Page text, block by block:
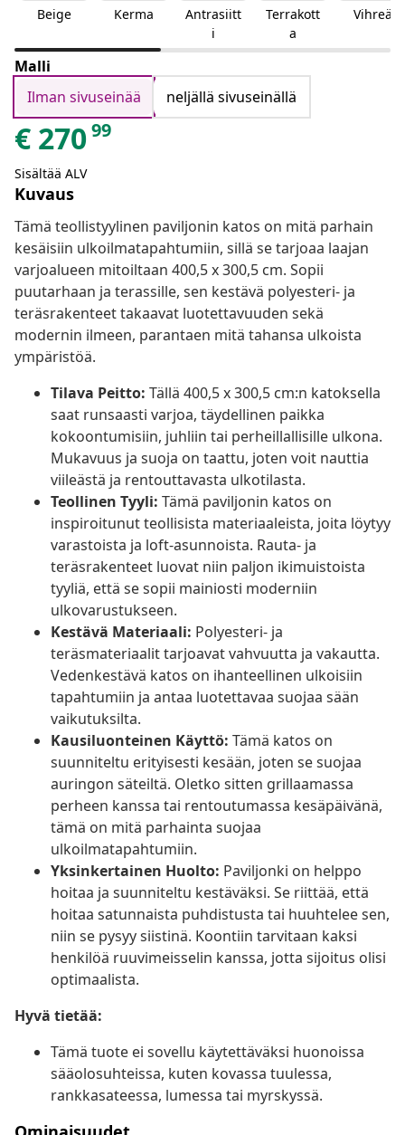
Beige Kerma
Antrasiitt
i
Terrakott
a
Vihreä
Malli
Ilman sivuseinää
neljällä sivuseinällä
€ 27099
Sisältää ALV
Kuvaus
Tämä teollistyylinen paviljonin katos on mitä parhain
kesäisiin ulkoilmatapahtumiin, sillä se tarjoaa laajan
varjoalueen mitoiltaan 400,5 x 300,5 cm. Sopii
puutarhaan ja terassille, sen kestävä polyesteri- ja
teräsrakenteet takaavat luotettavuuden sekä
modernin ilmeen, parantaen mitä tahansa ulkoista
ympäristöä.
Tilava Peitto: Tällä 400,5 x 300,5 cm:n katoksella
saat runsaasti varjoa, täydellinen paikka
kokoontumisiin, juhliin tai perheillallisille ulkona.
Mukavuus ja suoja on taattu, joten voit nauttia
viileästä ja rentouttavasta ulkotilasta.
Teollinen Tyyli: Tämä paviljonin katos on
inspiroitunut teollisista materiaaleista, joita löytyy
varastoista ja loft-asunnoista. Rauta- ja
teräsrakenteet luovat niin paljon ikimuistoista
tyyliä, että se sopii mainiosti moderniin
ulkovarustukseen.
Kestävä Materiaali: Polyesteri- ja
teräsmateriaalit tarjoavat vahvuutta ja vakautta.
Vedenkestävä katos on ihanteellinen ulkoisiin
tapahtumiin ja antaa luotettavaa suojaa sään
vaikutuksilta.
Kausiluonteinen Käyttö: Tämä katos on
suunniteltu erityisesti kesään, joten se suojaa
auringon säteiltä. Oletko sitten grillaamassa
perheen kanssa tai rentoutumassa kesäpäivänä,
tämä on mitä parhainta suojaa
ulkoilmatapahtumiin.
Yksinkertainen Huolto: Paviljonki on helppo
hoitaa ja suunniteltu kestäväksi. Se riittää, että
hoitaa satunnaista puhdistusta tai huuhtelee sen,
niin se pysyy siistinä. Koontiin tarvitaan kaksi
henkilöä ruuvimeisselin kanssa, jotta sijoitus olisi
optimaalista.
Hyvä tietää:
Tämä tuote ei sovellu käytettäväksi huonoissa
sääolosuhteissa, kuten kovassa tuulessa,
rankkasateessa, lumessa tai myrskyssä.